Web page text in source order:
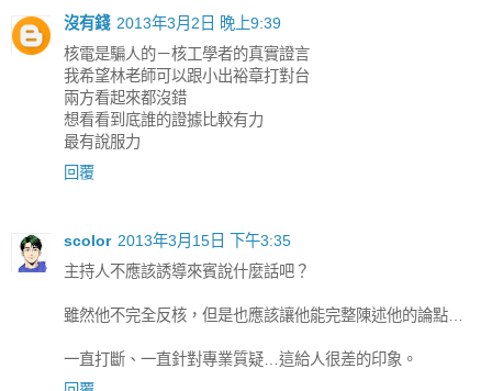
沒有錢 2013年3月2日 晚上9:39
核電是騙人的－核工學者的真實證言
我希望林老師可以跟小出裕章打對台
兩方看起來都沒錯
想看看到底誰的證據比較有力
最有說服力
回覆
scolor 2013年3月15日 下午3:35
主持人不應該誘導來賓說什麼話吧？
雖然他不完全反核，但是也應該讓他能完整陳述他的論點…
一直打斷、一直針對專業質疑…這給人很差的印象。